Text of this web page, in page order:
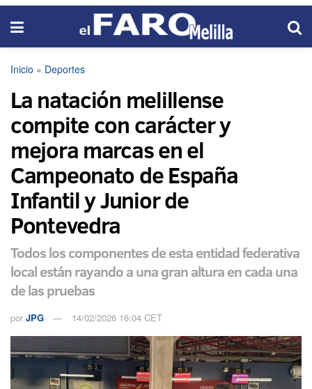
Inicio » Deportes
La natación melillense
compite con carácter y
mejora marcas en el
Campeonato de España
Infantil y Junior de
Pontevedra
Todos los componentes de esta entidad federativa
local están rayando a una gran altura en cada una
de las pruebas
por JPG 14/02/2026 16:04 CET